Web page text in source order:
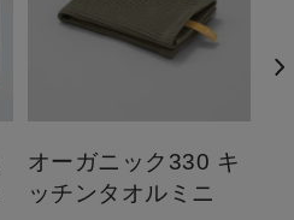
オーガニック330 キ
ッチンタオルミニ